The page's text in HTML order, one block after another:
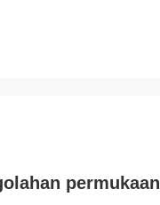
permukaan